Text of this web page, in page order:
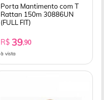
Porta Mantimento com T
Rattan 150m 30886UN
(FULL FIT)
R$ 39,90
à vista